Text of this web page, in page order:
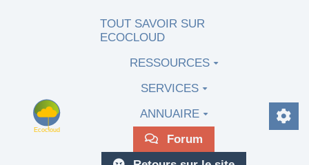
Aller au contenu principal
TOUT SAVOIR SUR
ECOCLOUD
RESSOURCES
SERVICES
ANNUAIRE
Forum